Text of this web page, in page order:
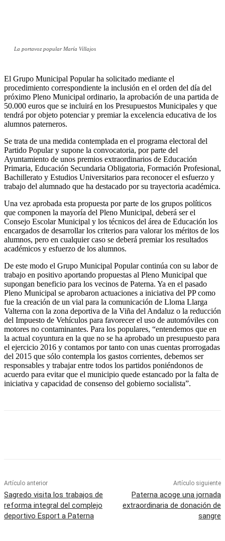
La portavoz popular María Villajos
El Grupo Municipal Popular ha solicitado mediante el
procedimiento correspondiente la inclusión en el orden del día del
próximo Pleno Municipal ordinario, la aprobación de una partida de
50.000 euros que se incluirá en los Presupuestos Municipales y que
tendrá por objeto potenciar y premiar la excelencia educativa de los
alumnos paterneros.
Se trata de una medida contemplada en el programa electoral del
Partido Popular y supone la convocatoria, por parte del
Ayuntamiento de unos premios extraordinarios de Educación
Primaria, Educación Secundaria Obligatoria, Formación Profesional,
Bachillerato y Estudios Universitarios para reconocer el esfuerzo y
trabajo del alumnado que ha destacado por su trayectoria académica.
Una vez aprobada esta propuesta por parte de los grupos políticos
que componen la mayoría del Pleno Municipal, deberá ser el
Consejo Escolar Municipal y los técnicos del área de Educación los
encargados de desarrollar los criterios para valorar los méritos de los
alumnos, pero en cualquier caso se deberá premiar los resultados
académicos y esfuerzo de los alumnos.
De este modo el Grupo Municipal Popular continúa con su labor de
trabajo en positivo aportando propuestas al Pleno Municipal que
supongan beneficio para los vecinos de Paterna. Ya en el pasado
Pleno Municipal se aprobaron actuaciones a iniciativa del PP como
fue la creación de un vial para la comunicación de Lloma Llarga
Valterna con la zona deportiva de la Viña del Andaluz o la reducción
del Impuesto de Vehículos para favorecer el uso de automóviles con
motores no contaminantes. Para los populares, “entendemos que en
la actual coyuntura en la que no se ha aprobado un presupuesto para
el ejercicio 2016 y contamos por tanto con unas cuentas prorrogadas
del 2015 que sólo contempla los gastos corrientes, debemos ser
responsables y trabajar entre todos los partidos poniéndonos de
acuerdo para evitar que el municipio quede estancado por la falta de
iniciativa y capacidad de consenso del gobierno socialista”.
Artículo anterior
Sagredo visita los trabajos de
reforma integral del complejo
deportivo Esport a Paterna
Artículo siguiente
Paterna acoge una jornada
extraordinaria de donación de
sangre